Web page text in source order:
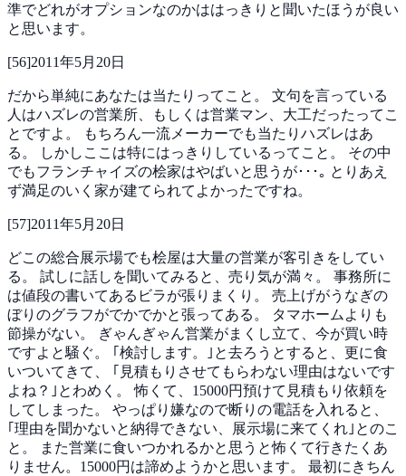
準でどれがオプションなのかははっきりと聞いたほうが良い
と思います。
[56]2011年5月20日
だから単純にあなたは当たりってこと。 文句を言っている
人はハズレの営業所、もしくは営業マン、大工だったってこ
とですよ。
もちろん一流メーカーでも当たりハズレはあ
る。
しかしここは特にはっきりしているってこと。 その中
でもフランチャイズの桧家はやばいと思うが･･･｡ とりあえ
ず満足のいく家が建てられてよかったですね。
[57]2011年5月20日
どこの総合展示場でも桧屋は大量の営業が客引きをしてい
る。 試しに話しを聞いてみると、売り気が満々。 事務所に
は値段の書いてあるビラが張りまくり。 売上げがうなぎの
ぼりのグラフがでかでかと張ってある。
タマホームよりも
節操がない。
ぎゃんぎゃん営業がまくし立て、今が買い時
ですよと騒ぐ。
｢検討します。｣と去ろうとすると、更に食
いついてきて、
｢見積もりさせてもらわない理由はないです
よね？｣とわめく。怖くて、15000円預けて見積もり依頼を
してしまった。 やっぱり嫌なので断りの電話を入れると、
｢理由を聞かないと納得できない、展示場に来てくれ｣とのこ
と。
また営業に食いつかれるかと思うと怖くて行きたくあ
りません。15000円は諦めようかと思います。 最初にきちん